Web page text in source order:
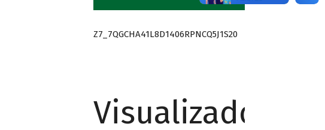
Z7_7QGCHA41L8D1406RPNCQ5J1S20
Visualizador